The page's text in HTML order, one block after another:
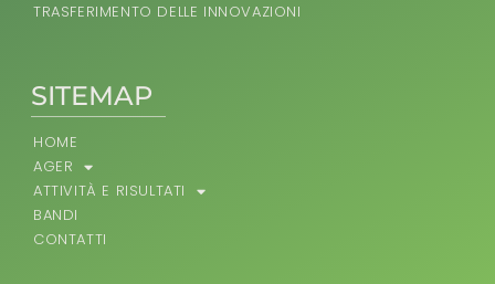
TRASFERIMENTO DELLE INNOVAZIONI
SITEMAP
HOME
AGER
ATTIVITÀ E RISULTATI
BANDI
CONTATTI